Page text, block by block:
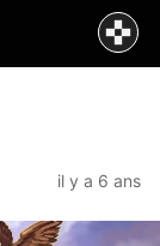
il y a 6 ans